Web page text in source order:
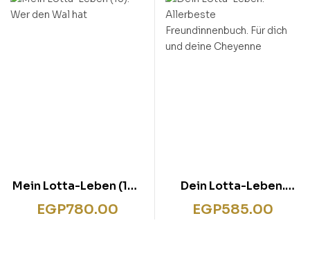
Mein Lotta-Leben (15).
Wer den Wal hat
EGP780.00
Dein Lotta-Leben.
Allerbeste
Freundinnenbuch. Für
EGP585.00